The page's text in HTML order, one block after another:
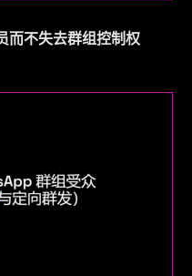
而不失去群组控制权